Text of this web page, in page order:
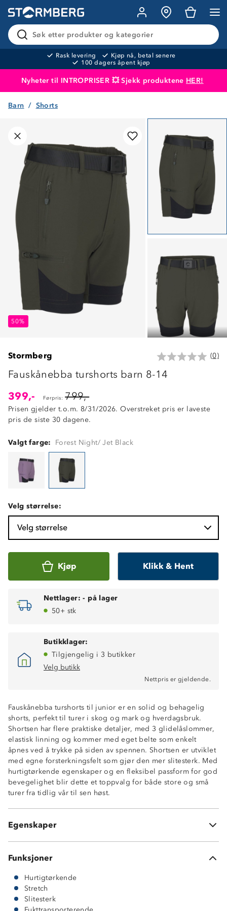
Søk etter produkter og kategorier
Rask levering
Kjøp nå, betal senere
100 dagers åpent kjøp
Nyheter til INTROPRISER 💥 Sjekk produktene HER!
Barn Shorts
50% 50%
50%
Stormberg (0)
Fauskånebba turshorts barn 8-14
399,-
Førpris: 799,-
Prisen gjelder t.o.m. 8/31/2026. Overstreket pris er laveste
pris de siste 30 dagene.
Valgt farge: Forest Night/ Jet Black
Velg størrelse:
Velg størrelse
Kjøp Klikk & Hent
Nettlager: - på lager
50+ stk
Butikklager:
Tilgjengelig i 3 butikker
Velg butikk
Nettpris er gjeldende.
Fauskånebba turshorts til junior er en solid og behagelig
shorts, perfekt til turer i skog og mark og hverdagsbruk.
Shortsen har flere praktiske detaljer, med 3 glidelåslommer,
elastisk linning og kommer med eget belte som enkelt
åpnes ved å trykke på siden av spennen. Shortsen er utviklet
med egne forsterkningsfelt som gjør den mer slitesterk. Med
hurtigtørkende egenskaper og en fleksibel passform for god
bevegelighet blir dette et toppvalg for både store og små
turer fra tidlig vår til sen høst.
Egenskaper
Hurtigtørkende
Fukttransportende
Forsterkningsfelt på lår
4-veis stretch
2 glidelåslommer med glidelås
1 lårlomme med glidelås
Enkel trykknapp med borrelås
Funksjoner
Hurtigtørkende
Stretch
Slitesterk